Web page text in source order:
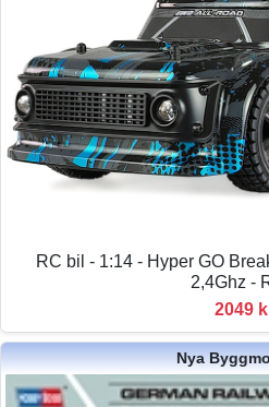
RC bil - 1:14 - Hyper GO
2,4Ghz -
2049
Nya